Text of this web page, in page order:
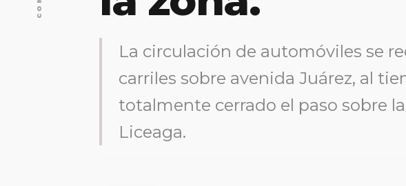
La circulación de automóviles se
carriles sobre avenida Juárez, al
totalmente cerrado el paso sobre
Liceaga.